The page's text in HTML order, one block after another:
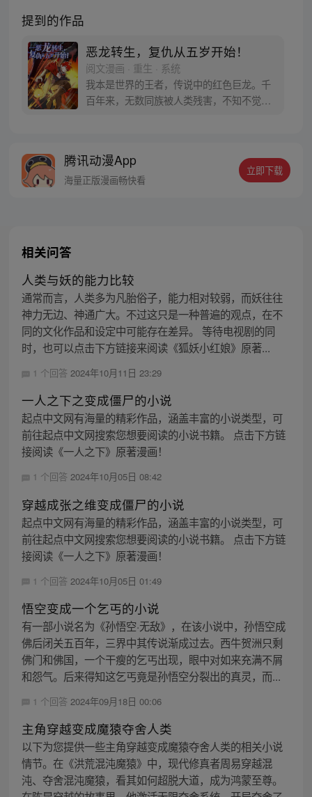
提到的作品
恶龙转生，复仇从五岁开始！
阅文漫画 · 重生 · 系统
我本是世界的王者，传说中的红色巨龙。千
百年来，无数同族被人类残害，不知不觉
仇。 若有来生，我要让肮脏的人类付出血的
代价！ 若有来生…… 嗯？来生，我却转生成
腾讯动漫App
海量正版漫画畅快看
立即下载
相关问答
人类与妖的能力比较
通常而言，人类多为凡胎俗子，能力相对较弱，而妖往往
神力无边、神通广大。不过这只是一种普遍的观点，在不
同的文化作品和设定中可能存在差异。 等待电视剧的同
时，也可以点击下方链接来阅读《狐妖小红娘》原著...
1 个回答 2024年10月11日 23:29
一人之下之变成僵尸的小说
起点中文网有海量的精彩作品，涵盖丰富的小说类型，可
前往起点中文网搜索您想要阅读的小说书籍。 点击下方链
接阅读《一人之下》原著漫画！
1 个回答 2024年10月05日 08:42
穿越成张之维变成僵尸的小说
起点中文网有海量的精彩作品，涵盖丰富的小说类型，可
前往起点中文网搜索您想要阅读的小说书籍。 点击下方链
接阅读《一人之下》原著漫画！
1 个回答 2024年10月05日 01:49
悟空变成一个乞丐的小说
有一部小说名为《孙悟空·无敌》，在该小说中，孙悟空成
佛后闭关五百年，三界中其传说渐成过去。西牛贺洲只剩
佛门和佛国，一个干瘦的乞丐出现，眼中对如来充满不屑
和怨气。后来得知这乞丐竟是孙悟空分裂出的真灵，而...
1 个回答 2024年09月18日 00:06
主角穿越变成魔猿夺舍人类
以下为您提供一些主角穿越变成魔猿夺舍人类的相关小说
情节。在《洪荒混沌魔猿》中，现代修真者周易穿越混
沌、夺舍混沌魔猿，看其如何超脱大道，成为鸿蒙至尊。